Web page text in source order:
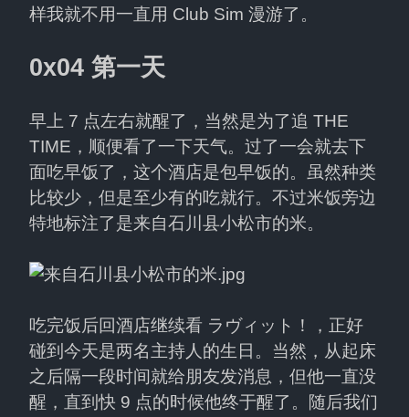
样我就不用一直用 Club Sim 漫游了。
0x04 第一天
早上 7 点左右就醒了，当然是为了追 THE
TIME，顺便看了一下天气。过了一会就去下
面吃早饭了，这个酒店是包早饭的。虽然种类
比较少，但是至少有的吃就行。不过米饭旁边
特地标注了是来自石川县小松市的米。
吃完饭后回酒店继续看 ラヴィット！，正好
碰到今天是两名主持人的生日。当然，从起床
之后隔一段时间就给朋友发消息，但他一直没
醒，直到快 9 点的时候他终于醒了。随后我们